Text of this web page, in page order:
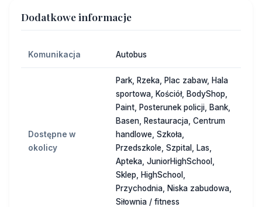
Dodatkowe informacje
Komunikacja Autobus
Dostępne w
okolicy
Park, Rzeka, Plac zabaw, Hala
sportowa, Kościół, BodyShop,
Paint, Posterunek policji, Bank,
Basen, Restauracja, Centrum
handlowe, Szkoła,
Przedszkole, Szpital, Las,
Apteka, JuniorHighSchool,
Sklep, HighSchool,
Przychodnia, Niska zabudowa,
Siłownia / fitness